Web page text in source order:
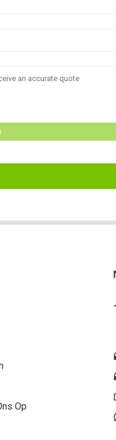
Op